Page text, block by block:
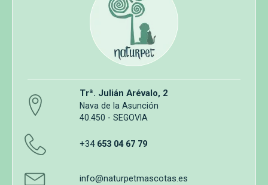
Trª. Julián Arévalo, 2
Nava de la Asunción
40.450 - SEGOVIA
+34 653 04 67 79
info@naturpetmascotas.es